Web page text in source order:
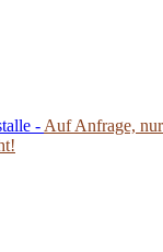
- Auf Anfrage,